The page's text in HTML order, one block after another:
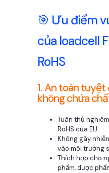
🎯 Ưu điểm
của loadcell
RoHS
1. An toàn
không chứa
Tuân thủ
RoHS của EU.
Không gây
vào môi trường
Thích hợp cho
phẩm, dược